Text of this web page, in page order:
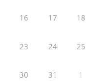
16 17 18
23 24 25
30 31 1